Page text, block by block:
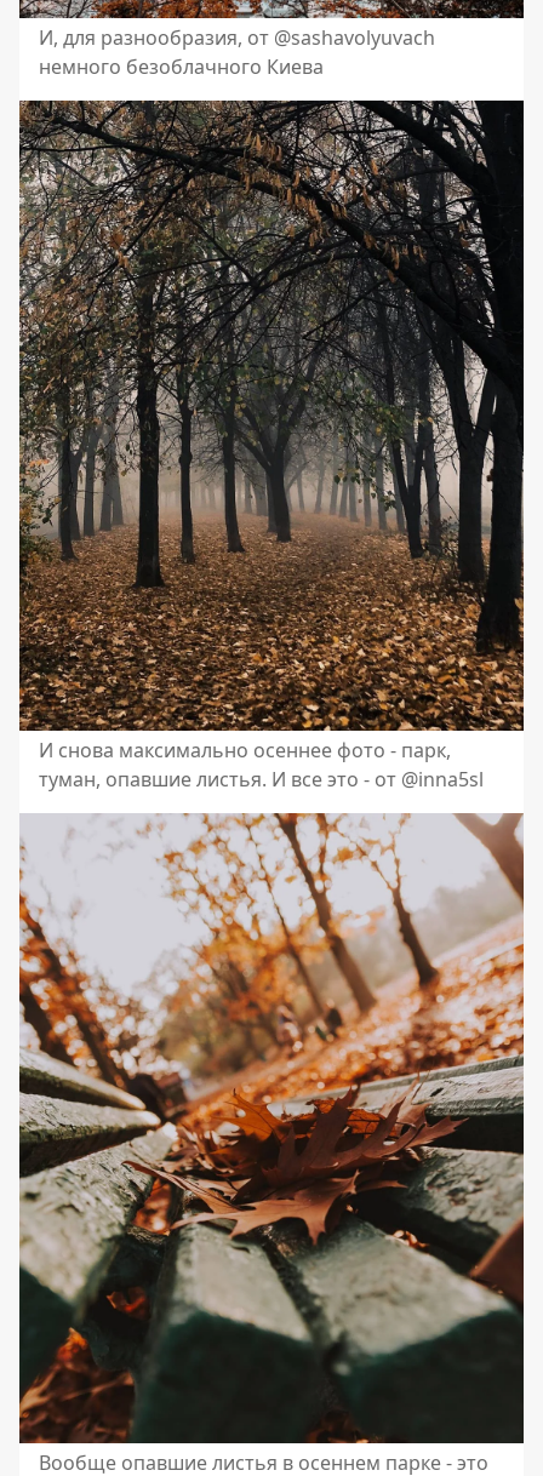
И, для разнообразия, от @sashavolyuvach
немного безоблачного Киева
И снова максимально осеннее фото - парк,
туман, опавшие листья. И все это - от @inna5sl
Вообще опавшие листья в осеннем парке - это